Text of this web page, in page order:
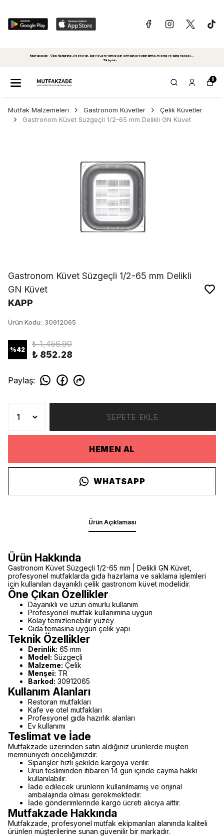
Mutfakzade - Özel Alanlariniz, Restoran, Bar ve Cafe'leriniz için sıfırdan projelendirme, montaj ve daha fazlasi...
Tiklayiniz...
0
Mutfak Malzemeleri Gastronom Küvetler
Çelik Küvetler
Gastronom Küvet Süzgeçli 1/2-65 mm Delikli GN Küvet
Gastronom Küvet Süzgeçli 1/2-65 mm Delikli
GN Küvet
KAPP
Ürün Kodu: 30912065
%42
₺ 1,456.90
₺ 852.28
Paylaş:
SEPETE EKLE
HEMEN AL
WHATSAPP
Ürün Açıklaması
Ürün Hakkında
Gastronom Küvet Süzgeçli 1/2-65 mm | Delikli GN Küvet,
profesyonel mutfaklarda gıda hazırlama ve saklama işlemleri
için kullanılan dayanıklı çelik gastronom küvet modelidir.
Öne Çıkan Özellikler
Dayanıklı ve uzun ömürlü kullanım
Profesyonel mutfak kullanımına uygun
Kolay temizlenebilir yüzey
Gıda temasına uygun çelik yapı
Teknik Özellikler
Derinlik: 65 mm
Model: Süzgeçli
Malzeme: Çelik
Menşei: TR
Barkod: 30912065
Kullanım Alanları
Restoran mutfakları
Kafe ve otel mutfakları
Profesyonel gıda hazırlık alanları
Ev kullanımı
Teslimat ve İade
Mutfakzade üzerinden satın aldığınız ürünlerde müşteri
memnuniyeti önceliğimizdir.
Siparişler hızlı şekilde kargoya verilir.
Ürün tesliminden itibaren 14 gün içinde cayma hakkı
kullanılabilir.
İade edilecek ürünlerin kullanılmamış ve orijinal
ambalajında olması gerekmektedir.
İade gönderimlerinde kargo ücreti alıcıya aittir.
Mutfakzade Hakkında
Mutfakzade, profesyonel mutfak ekipmanları alanında kaliteli
ürünleri müşterilerine sunan güvenilir bir markadır.